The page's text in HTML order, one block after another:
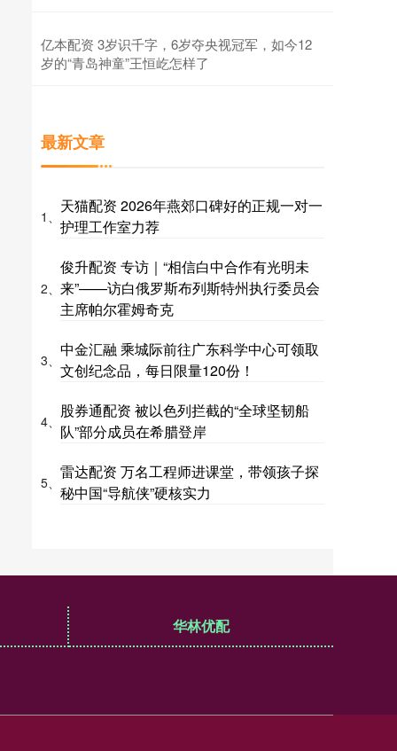
亿本配资 3岁识千字，6岁夺央视冠军，如今12
岁的“青岛神童”王恒屹怎样了
最新文章
1、
天猫配资 2026年燕郊口碑好的正规一对一
护理工作室力荐
2、
俊升配资 专访｜“相信白中合作有光明未
来”——访白俄罗斯布列斯特州执行委员会
主席帕尔霍姆奇克
3、
中金汇融 乘城际前往广东科学中心可领取
文创纪念品，每日限量120份！
4、
股券通配资 被以色列拦截的“全球坚韧船
队”部分成员在希腊登岸
5、
雷达配资 万名工程师进课堂，带领孩子探
秘中国“导航侠”硬核实力
华林优配